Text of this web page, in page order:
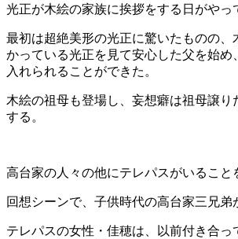
光正が木絵の家族に挨拶をする日がやっ
最初は超絶美形の光正に驚いたものの、
かっている光正を見て安心した父を始め
入れられることができた。
木絵の祖母も登場し、妄想癖は祖母譲り
する。
高台家の人々の他にテレパスがいること
回想シーンで、子供時代の高台家三兄弟
テレパスの女性・佳穂は、以前付き合っ